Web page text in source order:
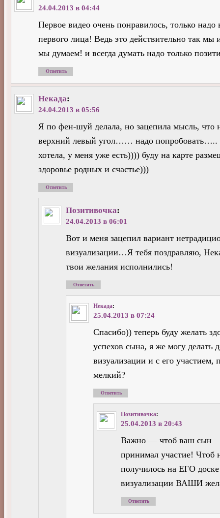
24.04.2013 в 04:44
Первое видео очень понравилось, только надо
первого лица! Ведь это действительно так мы
мы думаем! и всегда думать надо только
Ответить
Некада:
24.04.2013 в 05:56
Я по фен-шуй делала, но зацепила мысль, что
верхний левый угол…… надо попробовать…..
хотела, у меня уже есть)))) буду на карте
здоровье родных и счастье)))
Ответить
Позитивочка:
24.04.2013 в 06:01
Вот и меня зацепил вариант
визуализации…Я тебя поздравляю,
твои желания исполнились!
Ответить
Некада:
25.04.2013 в 07:24
Спасибо)) теперь буду желать
успехов сына, я же могу делать
визуализации и с его участием,
мелкий?
Ответить
Позитивочка:
25.04.2013 в 20:43
Важно — чтоб ваш сын
принимал участие! Чтоб
получилось на ЕГО доске
визуализации ВАШИ
Ответить